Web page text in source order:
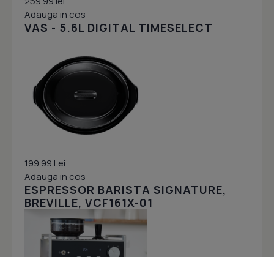
Adauga in cos
VAS - 5.6L DIGITAL TIMESELECT
199.99 Lei
Adauga in cos
ESPRESSOR BARISTA SIGNATURE,
BREVILLE, VCF161X-01